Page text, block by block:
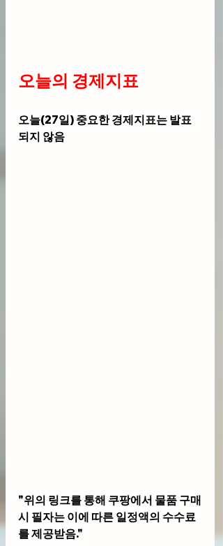
오늘의 경제지표
오늘(27일) 중요한 경제지표는 발표
되지 않음
"위의 링크를 통해 쿠팡에서 물품 구매
시 필자는 이에 따른 일정액의 수수료
를 제공받음."